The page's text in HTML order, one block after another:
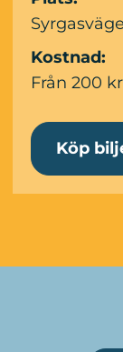
Kostnad:
Från 200 kr
Köp
Mer